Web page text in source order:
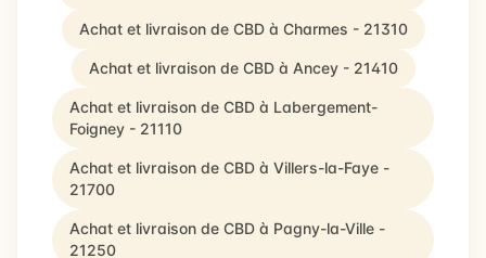
Achat et livraison de CBD à Charmes - 21310
Achat et livraison de CBD à Ancey - 21410
Achat et livraison de CBD à Labergement-
Foigney - 21110
Achat et livraison de CBD à Villers-la-Faye -
21700
Achat et livraison de CBD à Pagny-la-Ville -
21250